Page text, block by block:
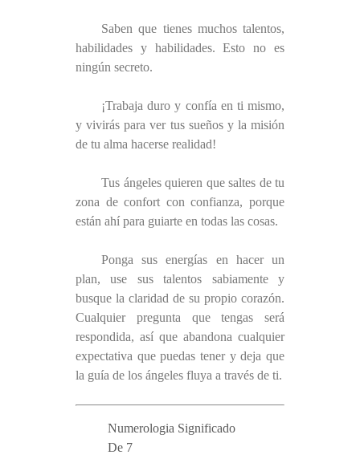
Saben que tienes muchos talentos,
habilidades y habilidades. Esto no es
ningún secreto.
¡Trabaja duro y confía en ti mismo,
y vivirás para ver tus sueños y la misión
de tu alma hacerse realidad!
Tus ángeles quieren que saltes de tu
zona de confort con confianza, porque
están ahí para guiarte en todas las cosas.
Ponga sus energías en hacer un
plan, use sus talentos sabiamente y
busque la claridad de su propio corazón.
Cualquier pregunta que tengas será
respondida, así que abandona cualquier
expectativa que puedas tener y deja que
la guía de los ángeles fluya a través de ti.
Numerologia Significado
De 7